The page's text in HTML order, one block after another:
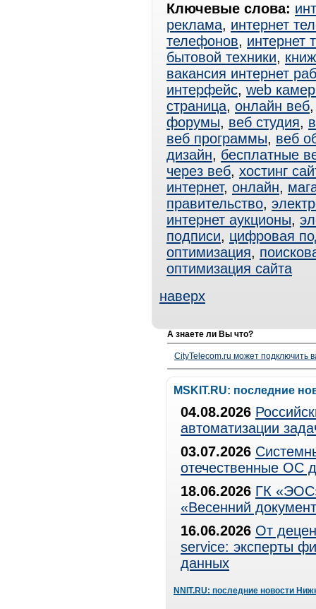
Ключевые слова:
реклама, интернет
телефонов, интернет
бытовой техники,
вакансия интернет
интерфейс, web
страница, онлайн веб
форумы, веб студия,
веб программы, веб
дизайн, бесплатные
через веб, хостинг
интернет, онлайн,
правительство,
интернет аукционы,
подписи, цифровая
оптимизация,
оптимизация сайта
наверх
А знаете ли Вы что?
CityTelecom.ru может подключить
MSKIT.RU: последние
04.08.2026
автоматизации
03.07.2026
отечественные ОС
18.06.2026 ГК
«Весенний
16.06.2026 От
service: эксперты
данных
NNIT.RU: последние новости